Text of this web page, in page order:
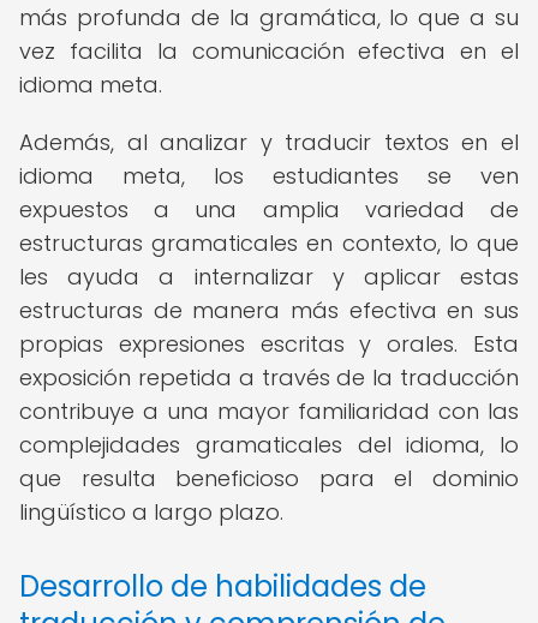
más profunda de la gramática, lo que a su
vez facilita la comunicación efectiva en el
idioma meta.
Además, al analizar y traducir textos en el
idioma meta, los estudiantes se ven
expuestos a una amplia variedad de
estructuras gramaticales en contexto, lo que
les ayuda a internalizar y aplicar estas
estructuras de manera más efectiva en sus
propias expresiones escritas y orales. Esta
exposición repetida a través de la traducción
contribuye a una mayor familiaridad con las
complejidades gramaticales del idioma, lo
que resulta beneficioso para el dominio
lingüístico a largo plazo.
Desarrollo de habilidades de